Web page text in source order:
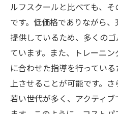
ルフスクールと比べても、
です。低価格でありながら
提供しているため、多くの
ています。また、トレーニ
に合わせた指導を行ってい
上させることが可能です。
若い世代が多く、アクティ